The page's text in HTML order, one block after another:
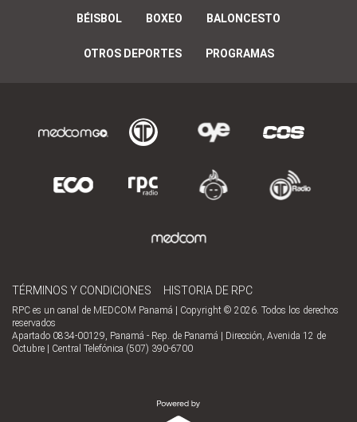
BÉISBOL BOXEO BALONCESTO
OTROS DEPORTES PROGRAMAS
TÉRMINOS Y CONDICIONES HISTORIA DE RPC
RPC es un canal de MEDCOM Panamá | Copyright © 2026. Todos los derechos
reservados
Apartado 0834-00129, Panamá - Rep. de Panamá | Dirección, Avenida 12 de
Octubre | Central Telefónica (507) 390-6700